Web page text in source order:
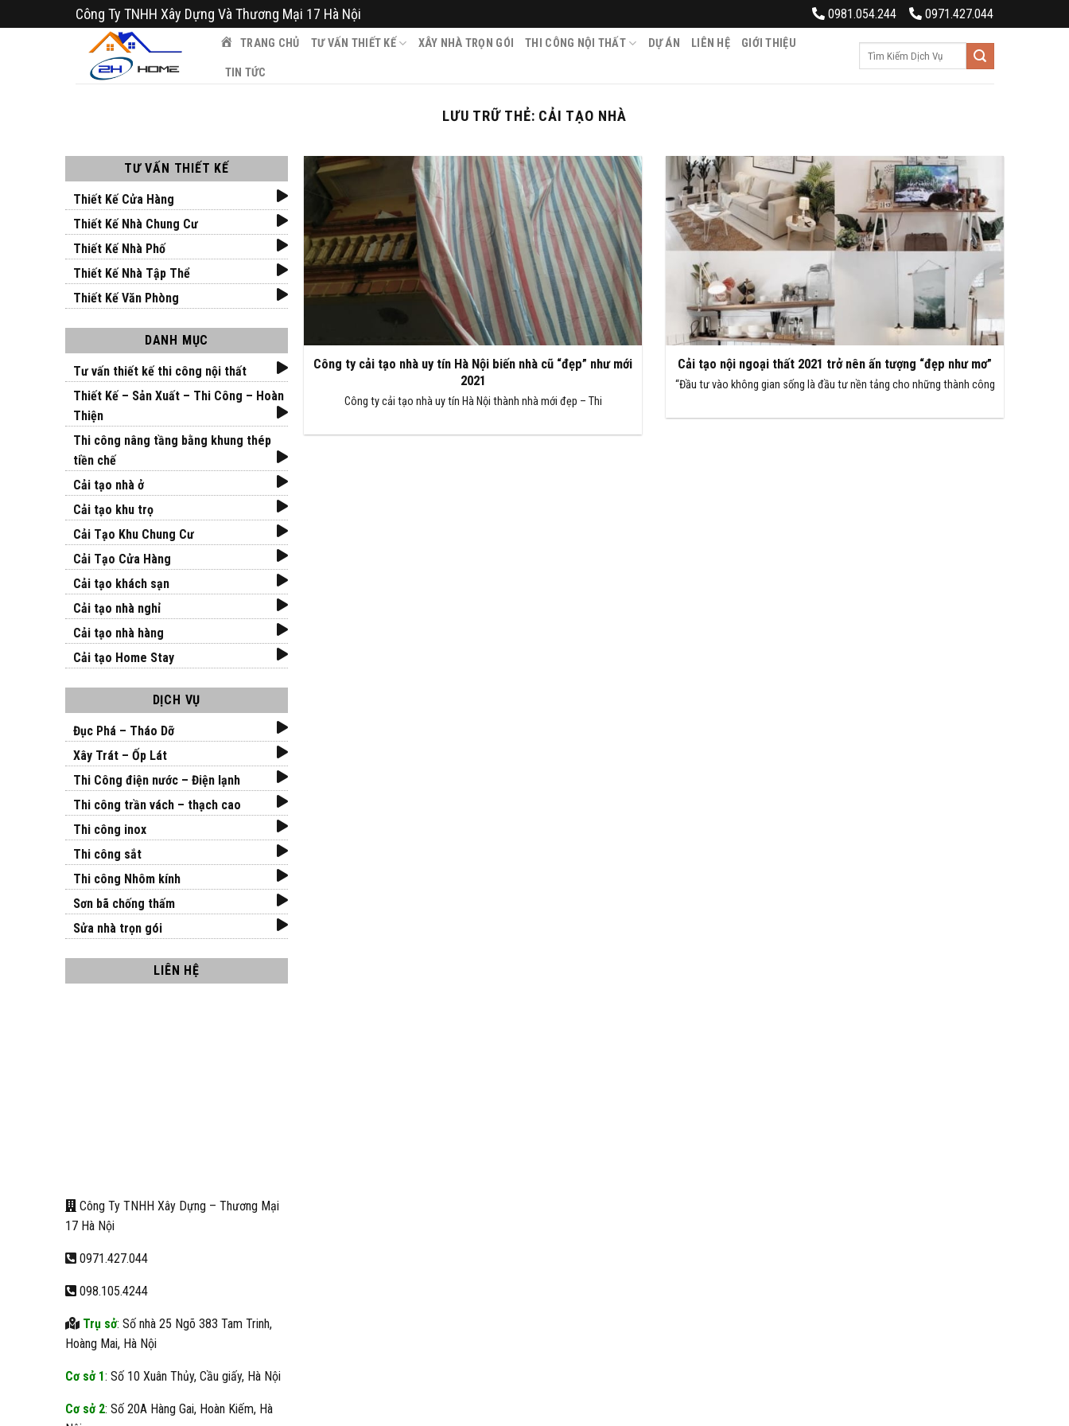
qua
Công Ty TNHH Xây Dựng Và Thương Mại 17 Hà Nội 0981.054.244 0971.427.044
TRANG CHỦ TƯ VẤN THIẾT KẾ XÂY NHÀ TRỌN GÓI THI CÔNG NỘI THẤT DỰ ÁN LIÊN HỆ GIỚI THIỆU
TIN TỨC
LƯU TRỮ THẺ: CẢI TẠO NHÀ
TƯ VẤN THIẾT KẾ
Thiết Kế Cửa Hàng
Thiết Kế Nhà Chung Cư
Thiết Kế Nhà Phố
Thiết Kế Nhà Tập Thể
Thiết Kế Văn Phòng
DANH MỤC
Tư vấn thiết kế thi công nội thất
Thiết Kế – Sản Xuất – Thi Công – Hoàn
Thiện
Thi công nâng tầng bằng khung thép
tiền chế
Cải tạo nhà ở
Cải tạo khu trọ
Cải Tạo Khu Chung Cư
Cải Tạo Cửa Hàng
Cải tạo khách sạn
Cải tạo nhà nghỉ
Cải tạo nhà hàng
Cải tạo Home Stay
DỊCH VỤ
Đục Phá – Tháo Dỡ
Xây Trát – Ốp Lát
Thi Công điện nước – Điện lạnh
Thi công trần vách – thạch cao
Thi công inox
Thi công sắt
Thi công Nhôm kính
Sơn bã chống thấm
Sửa nhà trọn gói
LIÊN HỆ
Công Ty TNHH Xây Dựng – Thương Mại
17 Hà Nội
0971.427.044
098.105.4244
Trụ sở: Số nhà 25 Ngõ 383 Tam Trinh,
Hoàng Mai, Hà Nội
Cơ sở 1: Số 10 Xuân Thủy, Cầu giấy, Hà Nội
Cơ sở 2: Số 20A Hàng Gai, Hoàn Kiếm, Hà
Công ty cải tạo nhà uy tín Hà Nội biến nhà cũ “đẹp” như mới
2021
Công ty cải tạo nhà uy tín Hà Nội thành nhà mới đẹp – Thi
Cải tạo nội ngoại thất 2021 trở nên ấn tượng “đẹp như mơ”
“Đầu tư vào không gian sống là đầu tư nền tảng cho những thành công